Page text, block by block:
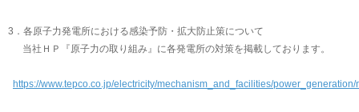
3．各原子力発電所における感染予防・拡大防止策について
当社ＨＰ『原子力の取り組み』に各発電所の対策を掲載しております。
https://www.tepco.co.jp/electricity/mechanism_and_facilities/